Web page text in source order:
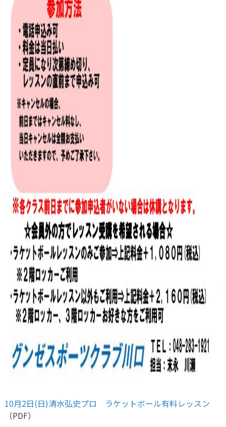
10月2日(日)清水弘史プロ ラケットボール有料レッスン
（PDF）